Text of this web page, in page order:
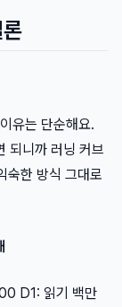
유는 단순해요.
되니까 러닝 커브
한 방식 그대로
D1: 읽기 백만